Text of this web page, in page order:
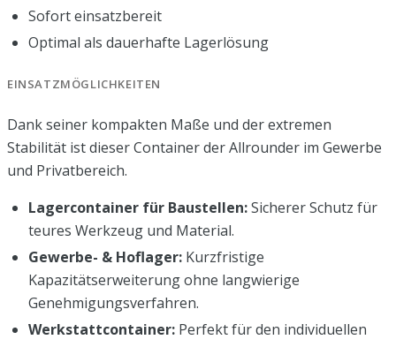
Sofort einsatzbereit
Optimal als dauerhafte Lagerlösung
EINSATZMÖGLICHKEITEN
Dank seiner kompakten Maße und der extremen
Stabilität ist dieser Container der Allrounder im Gewerbe
und Privatbereich.
Lagercontainer für Baustellen:Sicherer Schutz für
teures Werkzeug und Material.
Gewerbe- & Hoflager: Kurzfristige
Kapazitätserweiterung ohne langwierige
Genehmigungsverfahren.
Werkstattcontainer: Perfekt für den individuellen